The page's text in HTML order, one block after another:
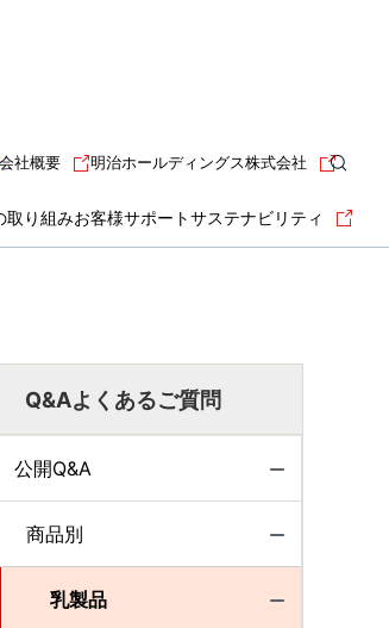
取り組みお客様サポートサステナビリティ
会社概要 明治ホールディングス株式会社
Q&Aよくあるご質問
公開Q&A
商品別
乳製品